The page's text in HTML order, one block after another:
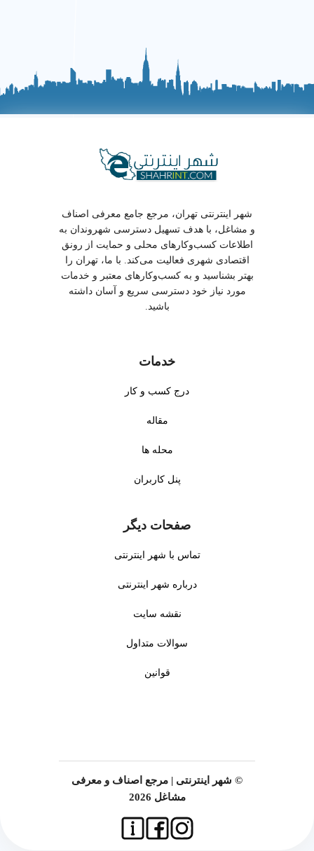
شهر اینترنتی تهران، مرجع جامع معرفی اصناف
و مشاغل، با هدف تسهیل دسترسی شهروندان به
اطلاعات کسب‌وکارهای محلی و حمایت از رونق
اقتصادی شهری فعالیت می‌کند. با ما، تهران را
بهتر بشناسید و به کسب‌وکارهای معتبر و خدمات
مورد نیاز خود دسترسی سریع و آسان داشته
باشید.
خدمات
درج کسب و کار
مقاله
محله ها
پنل کاربران
صفحات دیگر
تماس با شهر اینترنتی
درباره شهر اینترنتی
نقشه سایت
سوالات متداول
قوانین
© شهر اینترنتی | مرجع اصناف و معرفی
مشاغل 2026